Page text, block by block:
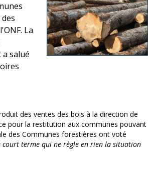
La
salué
des ventes des bois à la direction de
pour la restitution aux communes pouvant
des Communes forestières ont voté
court terme qui ne règle en rien la situation